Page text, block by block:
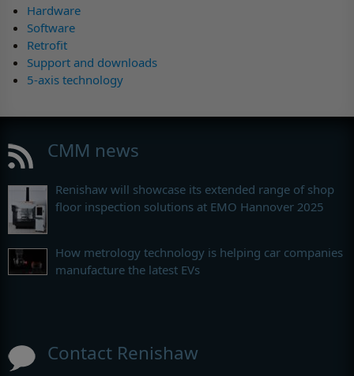
Hardware
Software
Retrofit
Support and downloads
5-axis technology
CMM news
Renishaw will showcase its extended range of shop
floor inspection solutions at EMO Hannover 2025
How metrology technology is helping car companies
manufacture the latest EVs
Contact Renishaw